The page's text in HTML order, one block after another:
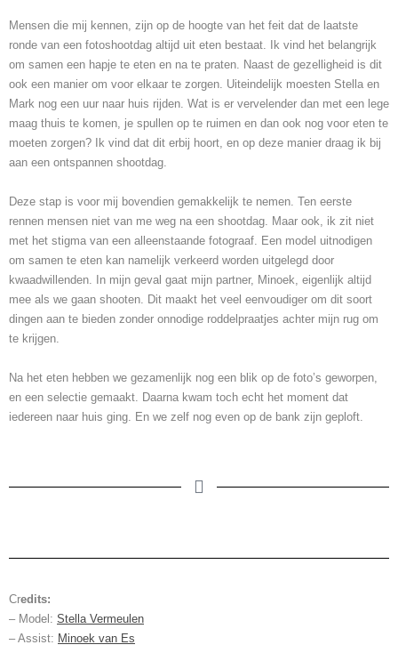
Mensen die mij kennen, zijn op de hoogte van het feit dat de laatste
ronde van een fotoshootdag altijd uit eten bestaat. Ik vind het belangrijk
om samen een hapje te eten en na te praten. Naast de gezelligheid is dit
ook een manier om voor elkaar te zorgen. Uiteindelijk moesten Stella en
Mark nog een uur naar huis rijden. Wat is er vervelender dan met een lege
maag thuis te komen, je spullen op te ruimen en dan ook nog voor eten te
moeten zorgen? Ik vind dat dit erbij hoort, en op deze manier draag ik bij
aan een ontspannen shootdag.
Deze stap is voor mij bovendien gemakkelijk te nemen. Ten eerste
rennen mensen niet van me weg na een shootdag. Maar ook, ik zit niet
met het stigma van een alleenstaande fotograaf. Een model uitnodigen
om samen te eten kan namelijk verkeerd worden uitgelegd door
kwaadwillenden. In mijn geval gaat mijn partner, Minoek, eigenlijk altijd
mee als we gaan shooten. Dit maakt het veel eenvoudiger om dit soort
dingen aan te bieden zonder onnodige roddelpraatjes achter mijn rug om
te krijgen.
Na het eten hebben we gezamenlijk nog een blik op de foto’s geworpen,
en een selectie gemaakt. Daarna kwam toch echt het moment dat
iedereen naar huis ging. En we zelf nog even op de bank zijn geploft.
Credits:
– Model: Stella Vermeulen
– Assist: Minoek van Es